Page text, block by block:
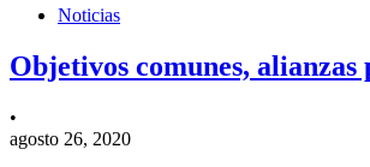
Noticias
Objetivos comunes, alianzas
•
agosto 26, 2020